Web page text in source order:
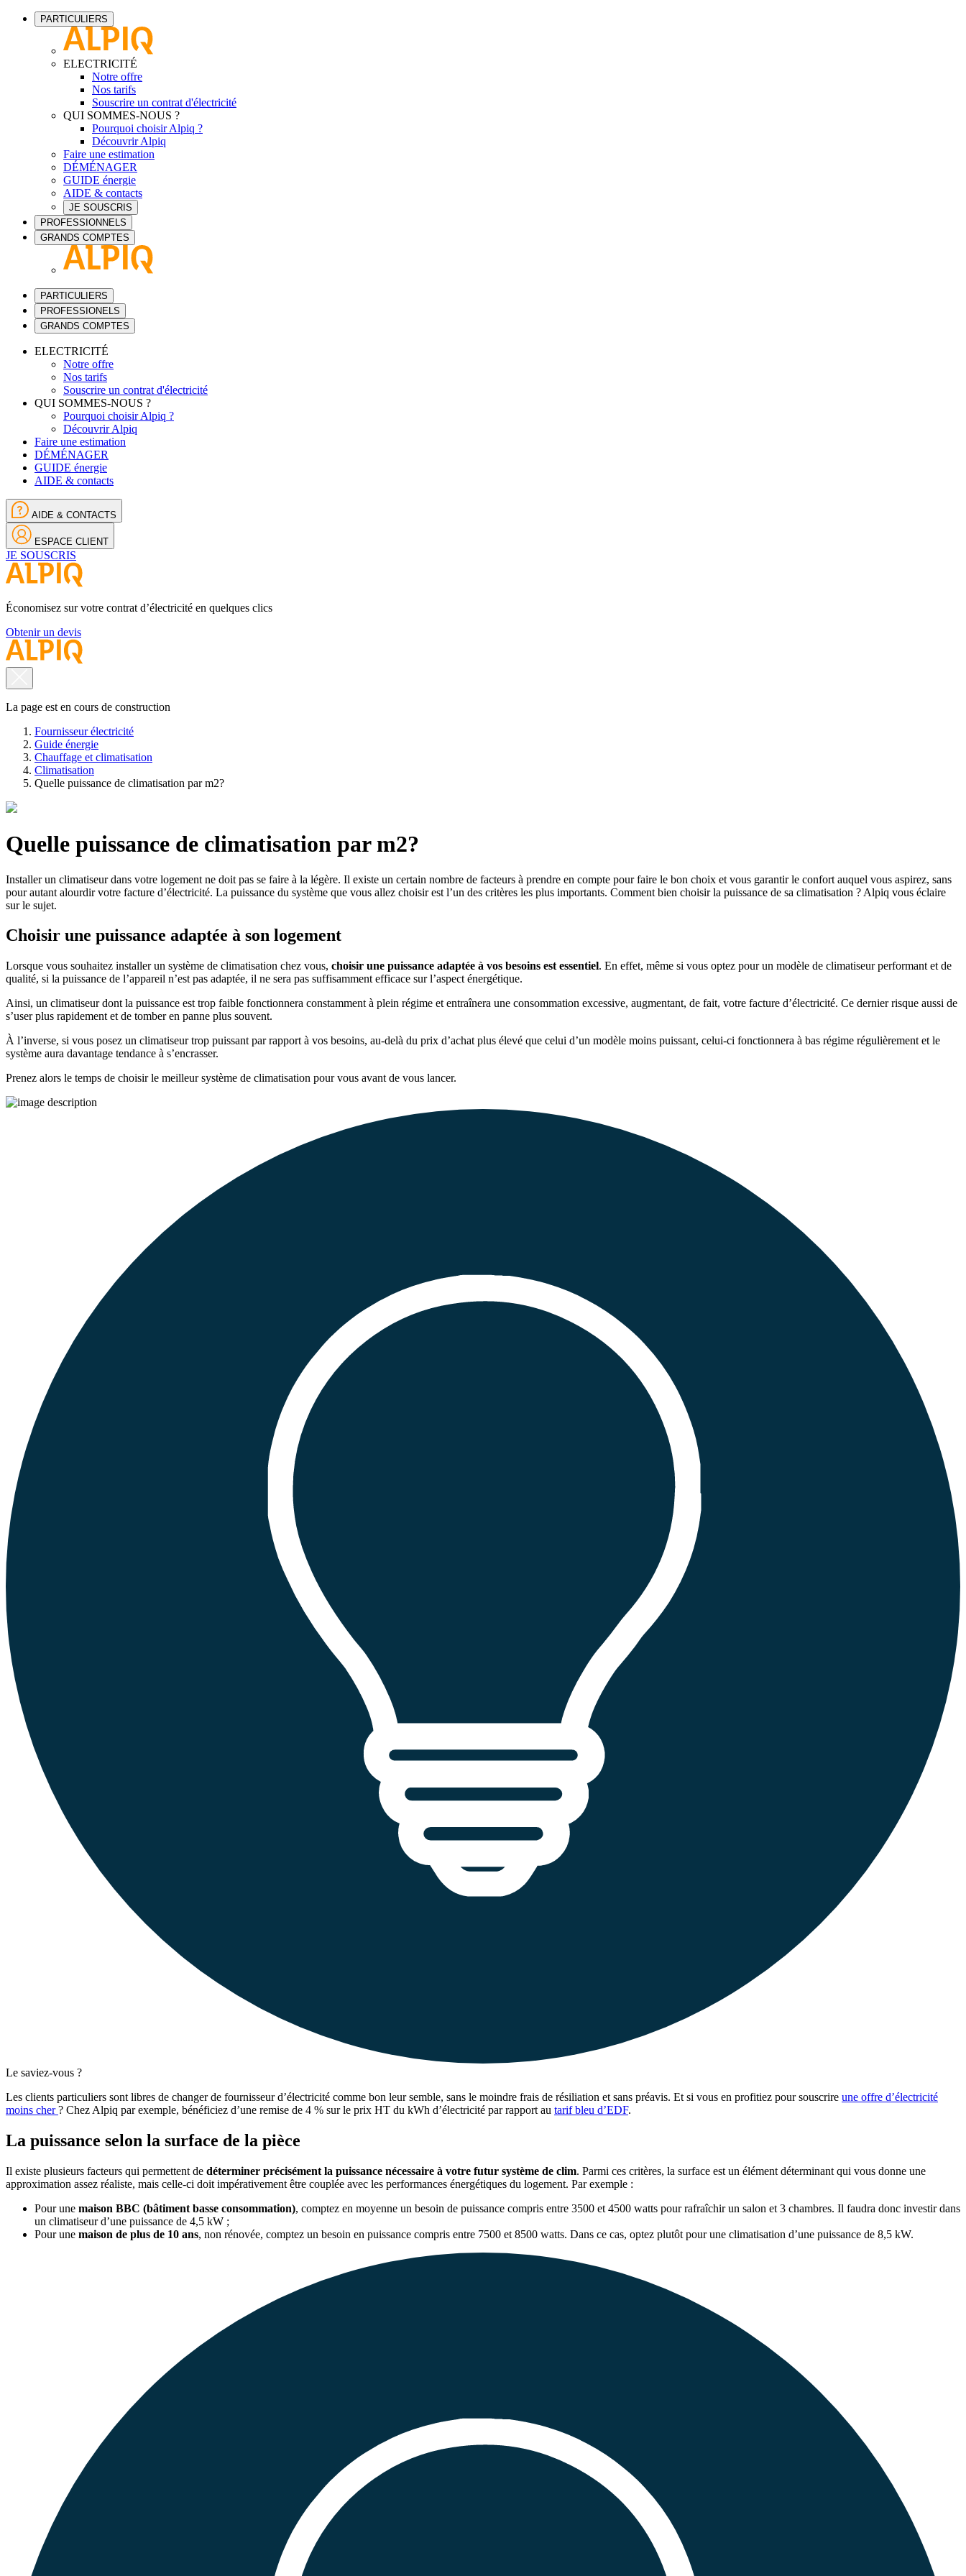
PARTICULIERS
ELECTRICITÉ
Notre offre
Nos tarifs
Souscrire un contrat d'électricité
QUI SOMMES-NOUS ?
Pourquoi choisir Alpiq ?
Découvrir Alpiq
Faire une estimation
DÉMÉNAGER
GUIDE énergie
AIDE & contacts
JE SOUSCRIS
PROFESSIONNELS
GRANDS COMPTES
PARTICULIERS
PROFESSIONELS
GRANDS COMPTES
ELECTRICITÉ
Notre offre
Nos tarifs
Souscrire un contrat d'électricité
QUI SOMMES-NOUS ?
Pourquoi choisir Alpiq ?
Découvrir Alpiq
Faire une estimation
DÉMÉNAGER
GUIDE énergie
AIDE & contacts
AIDE & CONTACTS
ESPACE CLIENT
JE SOUSCRIS
Économisez sur votre contrat d’électricité en quelques clics
Obtenir un devis
La page est en cours de construction
Fournisseur électricité
Guide énergie
Chauffage et climatisation
Climatisation
Quelle puissance de climatisation par m2?
Quelle puissance de climatisation par m2?
Installer un climatiseur dans votre logement ne doit pas se faire à la légère. Il existe un certain nombre de facteurs à prendre en compte pour faire le bon choix et vous garantir le confort auquel vous aspirez, sans
pour autant alourdir votre facture d’électricité. La puissance du système que vous allez choisir est l’un des critères les plus importants. Comment bien choisir la puissance de sa climatisation ? Alpiq vous éclaire
sur le sujet.
Choisir une puissance adaptée à son logement
Lorsque vous souhaitez installer un système de climatisation chez vous, choisir une puissance adaptée à vos besoins est essentiel. En effet, même si vous optez pour un modèle de climatiseur performant et de
qualité, si la puissance de l’appareil n’est pas adaptée, il ne sera pas suffisamment efficace sur l’aspect énergétique.
Ainsi, un climatiseur dont la puissance est trop faible fonctionnera constamment à plein régime et entraînera une consommation excessive, augmentant, de fait, votre facture d’électricité. Ce dernier risque aussi de
s’user plus rapidement et de tomber en panne plus souvent.
À l’inverse, si vous posez un climatiseur trop puissant par rapport à vos besoins, au-delà du prix d’achat plus élevé que celui d’un modèle moins puissant, celui-ci fonctionnera à bas régime régulièrement et le
système aura davantage tendance à s’encrasser.
Prenez alors le temps de choisir le meilleur système de climatisation pour vous avant de vous lancer.
Le saviez-vous ?
Les clients particuliers sont libres de changer de fournisseur d’électricité comme bon leur semble, sans le moindre frais de résiliation et sans préavis. Et si vous en profitiez pour souscrire une offre d’électricité
moins cher? Chez Alpiq par exemple, bénéficiez d’une remise de 4 % sur le prix HT du kWh d’électricité par rapport au tarif bleu d’EDF.
La puissance selon la surface de la pièce
Il existe plusieurs facteurs qui permettent de déterminer précisément la puissance nécessaire à votre futur système de clim. Parmi ces critères, la surface est un élément déterminant qui vous donne une
approximation assez réaliste, mais celle-ci doit impérativement être couplée avec les performances énergétiques du logement. Par exemple :
Pour une maison BBC (bâtiment basse consommation), comptez en moyenne un besoin de puissance compris entre 3500 et 4500 watts pour rafraîchir un salon et 3 chambres. Il faudra donc investir dans
un climatiseur d’une puissance de 4,5 kW ;
Pour une maison de plus de 10 ans, non rénovée, comptez un besoin en puissance compris entre 7500 et 8500 watts. Dans ce cas, optez plutôt pour une climatisation d’une puissance de 8,5 kW.